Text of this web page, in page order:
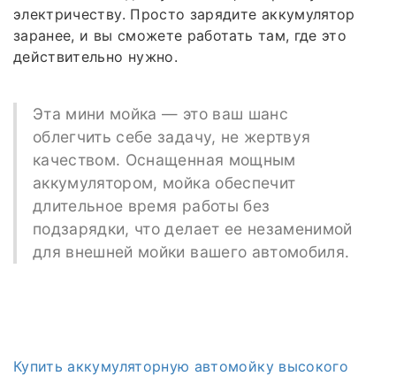
электричеству. Просто зарядите аккумулятор
заранее, и вы сможете работать там, где это
действительно нужно.
Эта мини мойка — это ваш шанс
облегчить себе задачу, не жертвуя
качеством. Оснащенная мощным
аккумулятором, мойка обеспечит
длительное время работы без
подзарядки, что делает ее незаменимой
для внешней мойки вашего автомобиля.
Купить аккумуляторную автомойку высокого